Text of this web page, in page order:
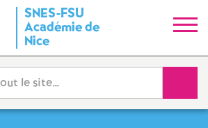
SNES-FSU
Académie de
Nice
y
n